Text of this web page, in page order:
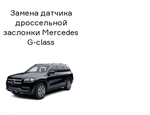
Замена датчика
дроссельной
заслонки Mercedes
G-class